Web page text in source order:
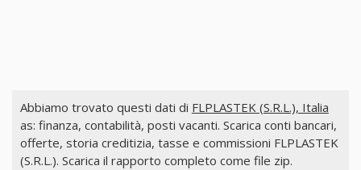
Abbiamo trovato questi dati di FLPLASTEK (S.R.L.), Italia
as: finanza, contabilità, posti vacanti. Scarica conti bancari,
offerte, storia creditizia, tasse e commissioni FLPLASTEK
(S.R.L.). Scarica il rapporto completo come file zip.